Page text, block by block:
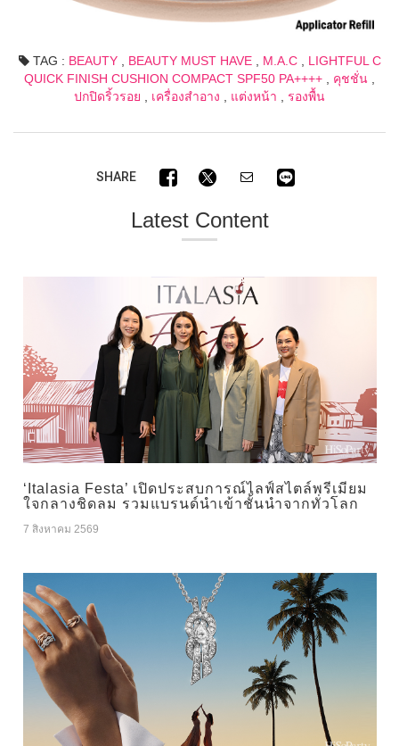
TAG : BEAUTY, BEAUTY MUST HAVE, M.A.C, LIGHTFUL C
QUICK FINISH CUSHION COMPACT SPF50 PA++++
คุชชั่น
ปกปิดริ้วรอย
เครื่องสำอาง แต่งหน้า รองพื้น
SHARE
Latest Content
‘Italasia Festa’ เปิดประสบการณ์ไลฟ์สไตล์พรีเมียม
ใจกลางชิดลม รวมแบรนด์นำเข้าชั้นนำจากทั่วโลก
7 สิงหาคม 2569